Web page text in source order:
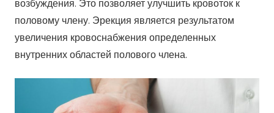
возбуждения. Это позволяет улучшить кровоток к
половому члену. Эрекция является результатом
увеличения кровоснабжения определенных
внутренних областей полового члена.